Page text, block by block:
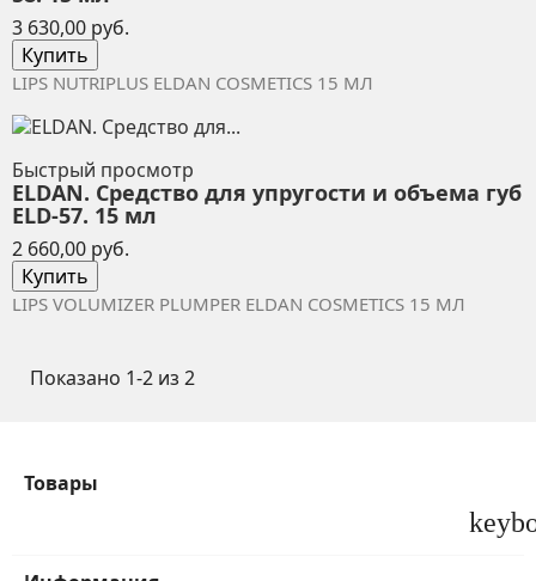
3 630,00 руб.
Купить
LIPS NUTRIPLUS ELDAN COSMETICS 15 МЛ
Быстрый просмотр
ELDAN. Средство для упругости и объема губ
ELD-57. 15 мл
2 660,00 руб.
Купить
LIPS VOLUMIZER PLUMPER ELDAN COSMETICS 15 МЛ
Показано 1-2 из 2
Товары